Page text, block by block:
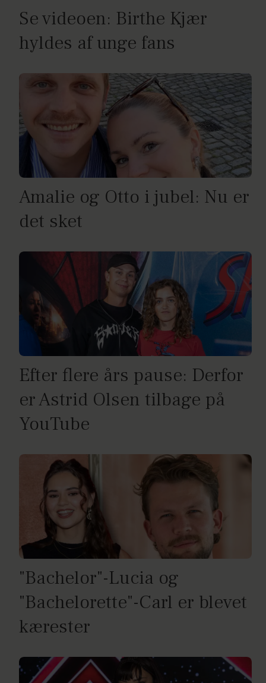
Se videoen: Birthe Kjær
hyldes af unge fans
Amalie og Otto i jubel: Nu er
det sket
Efter flere års pause: Derfor
er Astrid Olsen tilbage på
YouTube
"Bachelor"-Lucia og
"Bachelorette"-Carl er blevet
kærester